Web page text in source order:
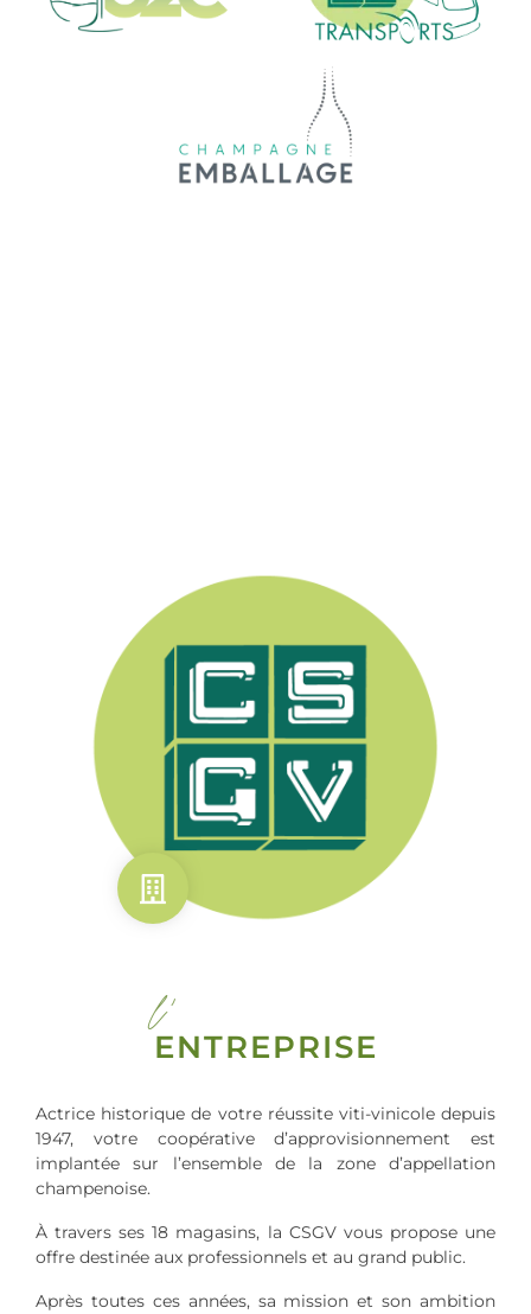
l'
ENTREPRISE
Actrice historique de votre réussite viti-vinicole depuis
1947, votre coopérative d’approvisionnement est
implantée sur l’ensemble de la zone d’appellation
champenoise.
À travers ses 18 magasins, la CSGV vous propose une
offre destinée aux professionnels et au grand public.
Après toutes ces années, sa mission et son ambition